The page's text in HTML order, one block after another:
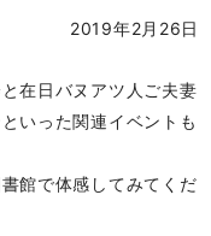
2019年2月26日
在日バヌアツ人ご夫妻
いった関連イベントも
館で体感してみてくだ